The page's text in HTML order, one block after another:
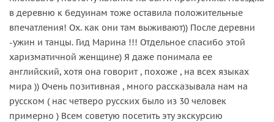
в деревню к бедуинам тоже оставила положительные
впечатления! Ох. как они там выживают)) После деревни
-ужин и танцы. Гид Марина !!! Отдельное спасибо этой
харизматичной женщине) Я даже понимала ее
английский, хотя она говорит , похоже , на всех языках
мира )) Очень позитивная , много рассказывала нам на
русском ( нас четверо русских было из 30 человек
примерно ) Всем советую посетить эту экскурсию